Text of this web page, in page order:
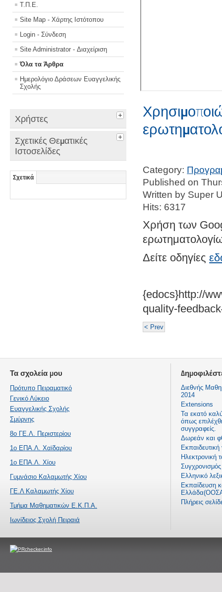
Τ.Π.Ε.
Site Map - Χάρτης Ιστότοπου
Login - Σύνδεση
Site Administrator - Διαχείριση
Όλα τα Άρθρα
Ημερολόγιο Δράσεων Ευαγγελικής
Σχολής
Χρήστες
Σχετικές Θεματικές
Ιστοσελίδες
Σχετικά
Category:
Published on
Written by Super
Hits: 6317
Χρήση των
Δείτε οδηγίες
{edocs}http://
quality-
< Prev
Τα σχολεία μου
Πρότυπο Πειραματικό
Γενικό Λύκειο
Ευαγγελικής Σχολής
Σμύρνης
8ο ΓΕ.Λ. Περιστερίου
1ο ΕΠΑ.Λ. Χαϊδαρίου
1ο ΕΠΑ.Λ. Χίου
Γυμνάσιο Καλαμωτής Χίου
ΓΕ.Λ Καλαμωτής Χίου
Τμήμα Μαθηματικών Ε.Κ.Π.Α.
Ιωνίδειος Σχολή Πειραιά
Διεθνής
2014
Extensions
Τα εκατό
όπως
συγγραφείς.
Δωρεάν και
Ηλεκτρονική
Ελληνικό
Εκπαίδευση
Πλήρεις